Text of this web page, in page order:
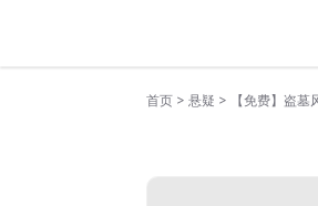
首页 > 悬疑 > 【免费】盗